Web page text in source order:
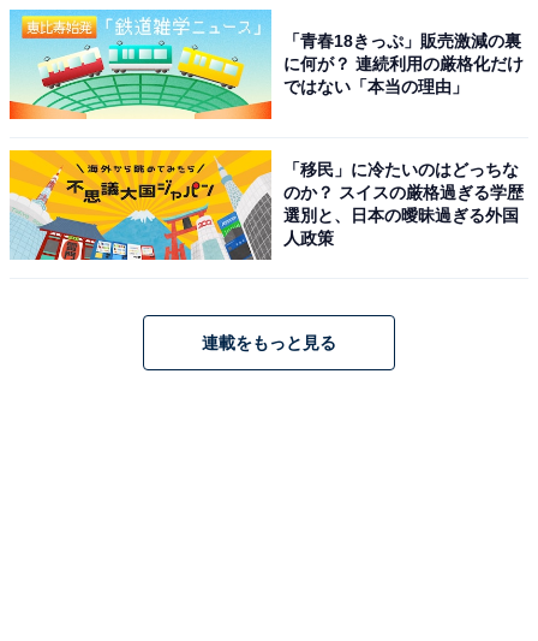
「青春18きっぷ」販売激減の裏
に何が？ 連続利用の厳格化だけ
ではない「本当の理由」
「移民」に冷たいのはどっちな
のか？ スイスの厳格過ぎる学歴
選別と、日本の曖昧過ぎる外国
人政策
連載をもっと見る